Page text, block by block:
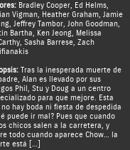
Bradley Cooper, Ed Helms,
Vigman, Heather Graham, Jamie
, Jeffrey Tambor, John Goodman,
Bartha, Ken Jeong, Melissa
, Sasha Barrese, Zach
Tras la inesperada muerte de
Alan es llevado por sus
Phil, Stu y Doug a un centro
para que mejore. Esta
no hay boda ni fiesta de despedida
puede ir mal? Pues que cuando
chicos salen a la carretera, y
todo cuando aparece Chow… la
está […]